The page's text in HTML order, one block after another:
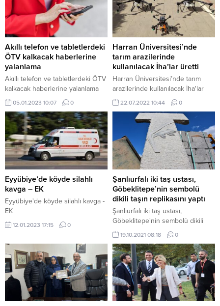
Akıllı telefon ve tabletlerdeki
ÖTV kalkacak haberlerine
yalanlama
Akıllı telefon ve tabletlerdeki ÖTV
kalkacak haberlerine yalanlama
05.01.2023 10:07 0
Harran Üniversitesi’nde
tarım arazilerinde
kullanılacak İha’lar üretti
Harran Üniversitesi’nde tarım
arazilerinde kullanılacak İha'lar
üretti22.07.2022 10:44 0
Eyyübiye’de köyde silahlı
kavga – EK
Eyyübiye'de köyde silahlı kavga -
EK
12.01.2023 17:15 0
Şanlıurfalı iki taş ustası,
Göbeklitepe’nin sembolü
dikili taşın replikasını yaptı
Şanlıurfalı iki taş ustası,
Göbeklitepe'nin sembolü dikili
taşın replikasını yaptı
19.10.2021 08:18 0